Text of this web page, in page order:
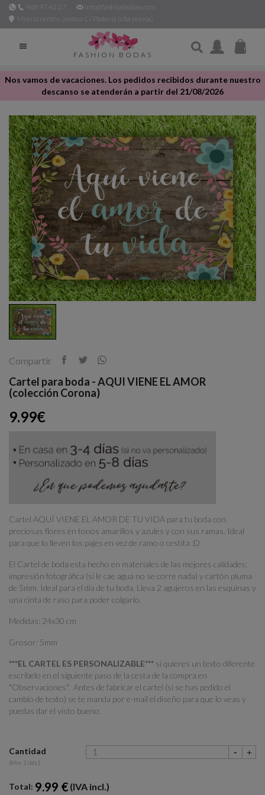
968 97 42 27
info@fashionbodas.com
Murcia centro, junto a C/ Platería (cita previa)

FASHION BODAS
Nos vamos de vacaciones. Los pedidos recibidos durante nuestro
descanso se atenderán a partir del 21/08/2026
Compartir
Cartel para boda - AQUI VIENE EL AMOR
(colección Corona)
9.99€
Cartel AQUÍ VIENE EL AMOR DE TU VIDA para tu boda con
preciosas flores en tonos amarillos y azules y con sus ramas. Ideal
para que lo lleven los pajes en vez de ramo o cestita :D
El Cartel de boda esta hecho en materiales de las mejores calidades:
impresión fotográfica (si le cae agua no se corre nada) y cartón pluma
de 5mm. Ideal para el día de tu boda. Lleva 2 agujeros en las esquinas y
una cinta de raso para poder colgarlo.
Medidas: 24x30 cm
Grosor: 5mm
***EL CARTEL ES PERSONALIZABLE*** si quieres un texto diferente
escríbelo en el siguiente paso de la cesta de la compra en
"Observaciones". Antes de fabricar el cartel (si se has pedido el
cambio de texto) se te manda por e-mail el diseño para que lo veas y
puedas dar el visto bueno.
Cantidad
(Min. 1 Uds.)
Total: 9.99 € (IVA incl.)